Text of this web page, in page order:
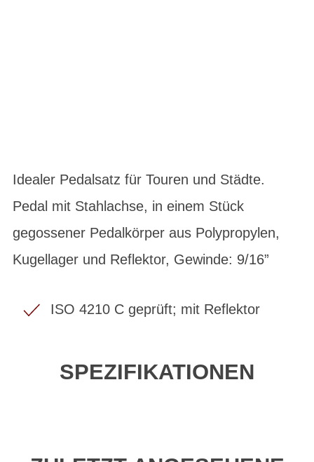
Idealer Pedalsatz für Touren und Städte.
Pedal mit Stahlachse, in einem Stück
gegossener Pedalkörper aus Polypropylen,
Kugellager und Reflektor, Gewinde: 9/16”
ISO 4210 C geprüft; mit Reflektor
SPEZIFIKATIONEN